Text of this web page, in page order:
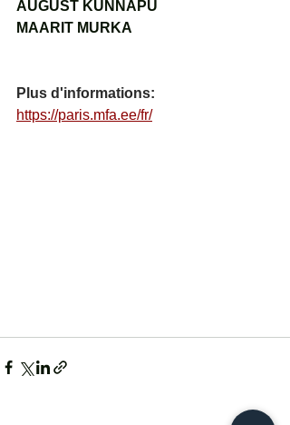
AUGUST KÜNNAPU
MAARIT MURKA
Plus d'informations:
https://paris.mfa.ee/fr/